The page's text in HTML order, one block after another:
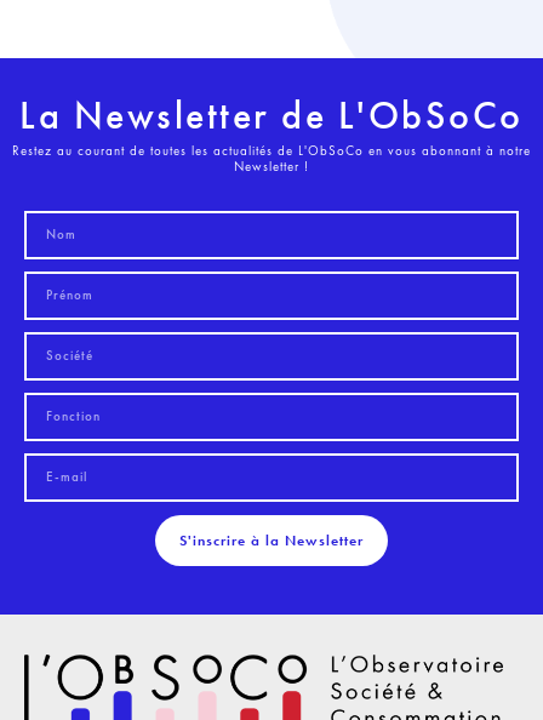
La Newsletter de L'ObSoCo
Restez au courant de toutes les actualités de L'ObSoCo en vous abonnant à notre
Newsletter !
S'inscrire à la Newsletter